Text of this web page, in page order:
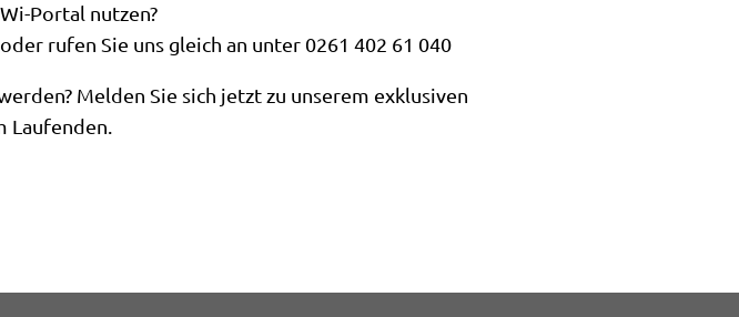
Portal nutzen?
oder rufen Sie uns gleich an unter 0261 402 61 040
Melden Sie sich jetzt zu unserem exklusiven
Laufenden.